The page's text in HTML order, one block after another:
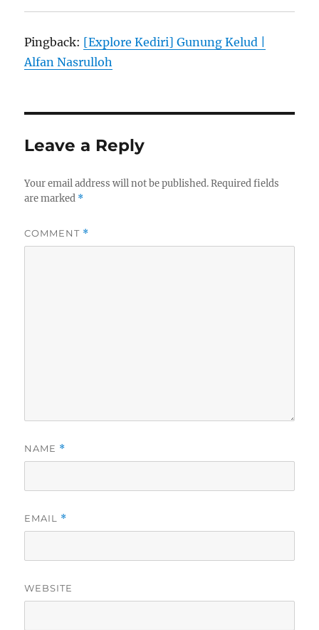
Pingback: [Explore Kediri] Gunung Kelud |
Alfan Nasrulloh
Leave a Reply
Your email address will not be published. Required fields
are marked *
COMMENT *
NAME *
EMAIL *
WEBSITE